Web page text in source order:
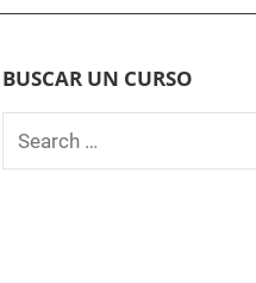
BUSCAR UN CURSO
Search
for: